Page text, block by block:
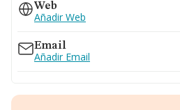
Web
Añadir Web
Email
Añadir Email